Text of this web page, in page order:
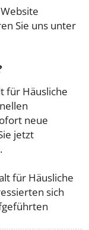
Sie uns unter
für Häusliche
neue
jetzt
für Häusliche
sich